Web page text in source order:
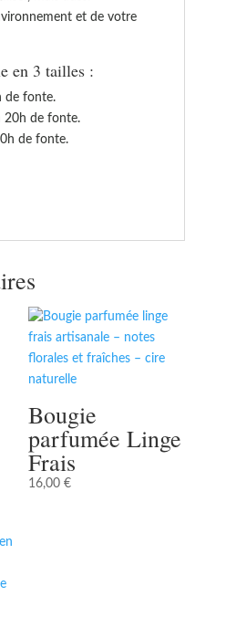
et de votre
en 3 tailles :
de fonte.
de fonte.
de fonte.
Bougie
parfumée Linge
Frais
16,00€